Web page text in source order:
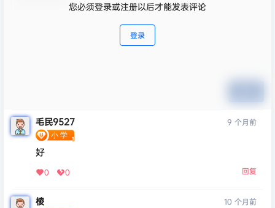
您必须登录或注册以后才能发表评论
登录
毛民9527 9 个月前
好
0 0 回复
棱 10 个月前